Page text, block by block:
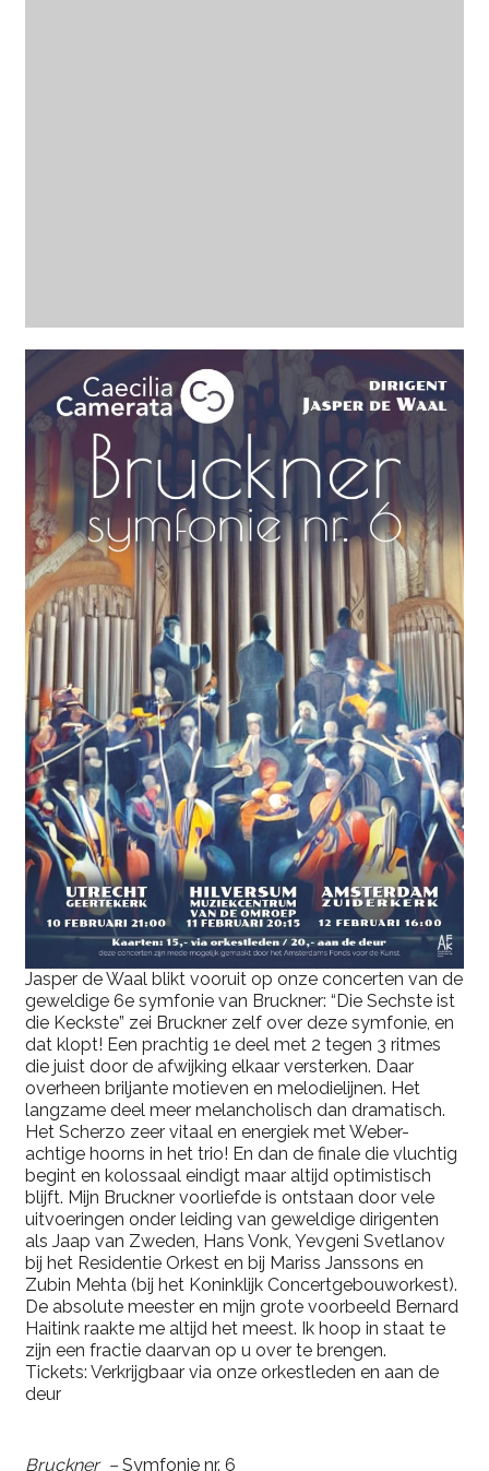
Jasper de Waal blikt vooruit op onze concerten van de
geweldige 6e symfonie van Bruckner: “Die Sechste ist
die Keckste” zei Bruckner zelf over deze symfonie, en
dat klopt! Een prachtig 1e deel met 2 tegen 3 ritmes
die juist door de afwijking elkaar versterken. Daar
overheen briljante motieven en melodielijnen. Het
langzame deel meer melancholisch dan dramatisch.
Het Scherzo zeer vitaal en energiek met Weber-
achtige hoorns in het trio! En dan de finale die vluchtig
begint en kolossaal eindigt maar altijd optimistisch
blijft. Mijn Bruckner voorliefde is ontstaan door vele
uitvoeringen onder leiding van geweldige dirigenten
als Jaap van Zweden, Hans Vonk, Yevgeni Svetlanov
bij het Residentie Orkest en bij Mariss Janssons en
Zubin Mehta (bij het Koninklijk Concertgebouworkest).
De absolute meester en mijn grote voorbeeld Bernard
Haitink raakte me altijd het meest. Ik hoop in staat te
zijn een fractie daarvan op u over te brengen.
Tickets: Verkrijgbaar via onze orkestleden en aan de
deur
Bruckner –Symfonie nr. 6